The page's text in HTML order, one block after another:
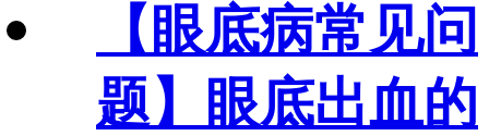
【眼底病常见问
题】
眼底出血的